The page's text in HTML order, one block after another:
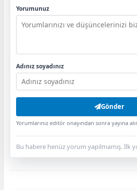
Yorumunuz
Adınız soyadınız
Gönder
Yorumlarınız editör onayından sonra yayına
Bu habere henüz yorum yapılmamış. İlk